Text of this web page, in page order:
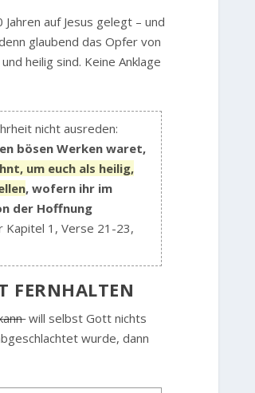
auf Jesus gelegt – und
glaubend das Opfer von
heilig sind. Keine Anklage
nicht ausreden:
bösen Werken waret,
um euch als heilig,
, wofern ihr im
der Hoffnung
1, Verse 21-23,
FERNHALTEN
will selbst Gott nichts
wurde, dann